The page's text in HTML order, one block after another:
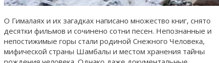
О Гималаях и их загадках написано множество книг, снято
десятки фильмов и сочинено сотни песен. Непознанные и
непостижимые горы стали родиной Снежного Человека,
мифической страны Шамбалы и местом хранения тайны